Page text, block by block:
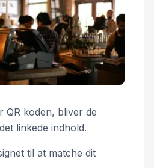
QR koden, bliver de
linkede indhold.
til at matche dit